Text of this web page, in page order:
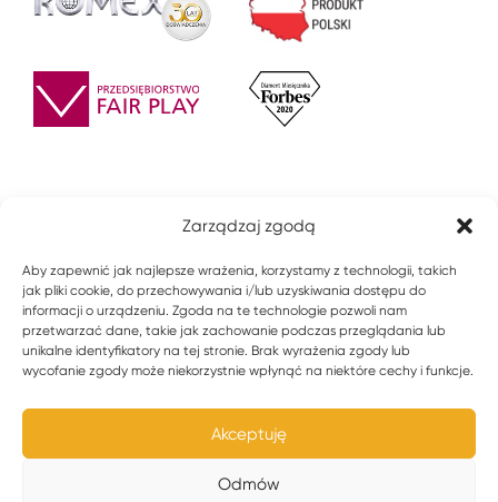
Zarządzaj zgodą
Aby zapewnić jak najlepsze wrażenia, korzystamy z technologii, takich
jak pliki cookie, do przechowywania i/lub uzyskiwania dostępu do
informacji o urządzeniu. Zgoda na te technologie pozwoli nam
przetwarzać dane, takie jak zachowanie podczas przeglądania lub
unikalne identyfikatory na tej stronie. Brak wyrażenia zgody lub
wycofanie zgody może niekorzystnie wpłynąć na niektóre cechy i funkcje.
Akceptuję
Odmów